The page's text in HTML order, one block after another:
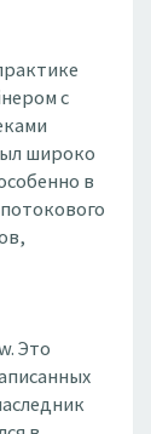
с
широко
в
Это